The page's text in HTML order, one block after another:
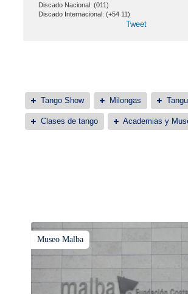
Discado Nacional: (011)
Discado Internacional: (+54 11)
Tweet
Tango Show Milongas
Clases de tango Academias y
Museo Malba